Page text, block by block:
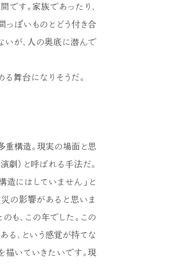
です。家族であったり、
っぽいものとどう付き合
いが、人の奥底に潜んで
舞台になりそうだ。
重構造。現実の場面と思
劇）と呼ばれる手法だ。
造にはしていません」と
の影響があると思いま
も、この年でした。この
る、という感覚が持てな
描いていきたいです。現